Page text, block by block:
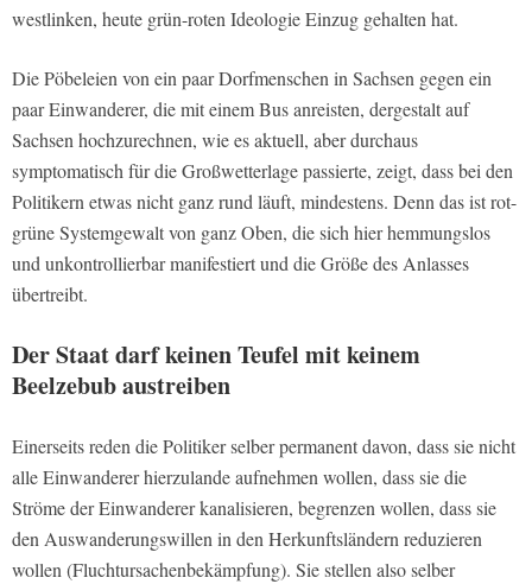
westlinken, heute grün-roten Ideologie Einzug gehalten hat.
Die Pöbeleien von ein paar Dorfmenschen in Sachsen gegen ein
paar Einwanderer, die mit einem Bus anreisten, dergestalt auf
Sachsen hochzurechnen, wie es aktuell, aber durchaus
symptomatisch für die Großwetterlage passierte, zeigt, dass bei den
Politikern etwas nicht ganz rund läuft, mindestens. Denn das ist rot-
grüne Systemgewalt von ganz Oben, die sich hier hemmungslos
und unkontrollierbar manifestiert und die Größe des Anlasses
übertreibt.
Der Staat darf keinen Teufel mit keinem
Beelzebub austreiben
Einerseits reden die Politiker selber permanent davon, dass sie nicht
alle Einwanderer hierzulande aufnehmen wollen, dass sie die
Ströme der Einwanderer kanalisieren, begrenzen wollen, dass sie
den Auswanderungswillen in den Herkunftsländern reduzieren
wollen (Fluchtursachenbekämpfung). Sie stellen also selber